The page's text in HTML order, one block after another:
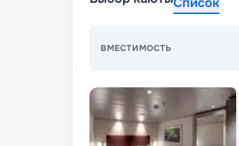
ВМЕСТИМОСТЬ